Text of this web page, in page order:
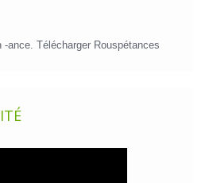
-ance. Télécharger Rouspétances